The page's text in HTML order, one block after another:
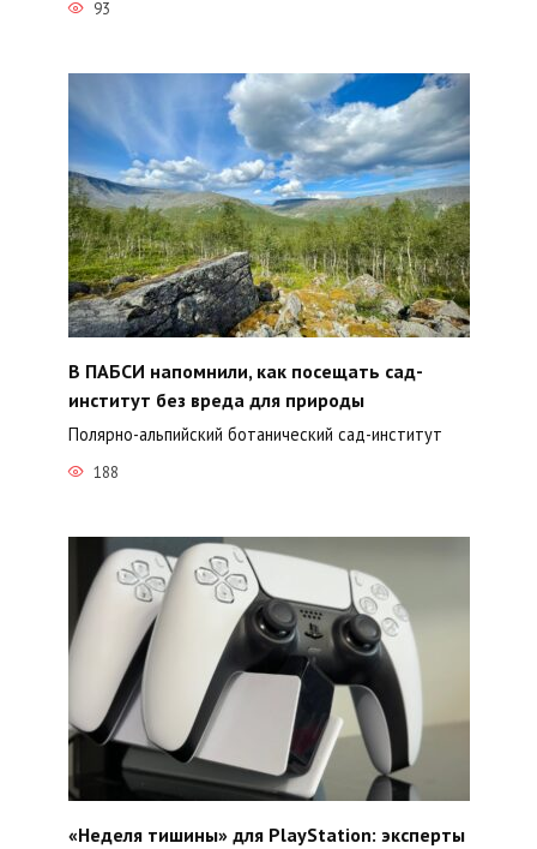
93
В ПАБСИ напомнили, как посещать сад-
институт без вреда для природы
Полярно-альпийский ботанический сад-институт
188
«Неделя тишины» для PlayStation: эксперты